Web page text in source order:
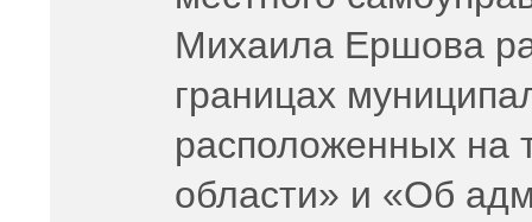
Михаила Ершова
границах
расположенных на
области» и «Об